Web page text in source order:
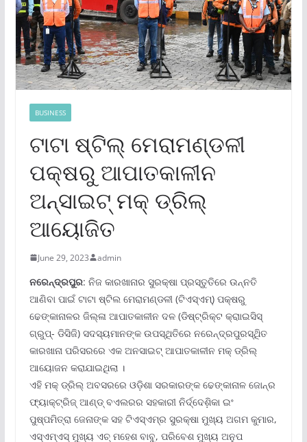
BUSINESS
ଟାଟା ଷ୍ଟିଲ୍ ମେରାମଣ୍ଡଳୀ
ପକ୍ଷରୁ ଆପାତକାଳୀନ
ଅନ୍‌ସାଇଟ୍ ମକ୍ ଡ୍ରିଲ୍
ଆୟୋଜିତ
June 29, 2023 admin
ନରେନ୍ଦ୍ରପୁର: ନିଜ କାରଖାନାର ସୁରକ୍ଷା ପ୍ରସ୍ତୁତିରେ ଉନ୍ନତି
ଆଣିବା ପାଇଁ ଟାଟା ଷ୍ଟିଲ ମେରାମଣ୍ଡଳୀ (ଟିଏସ୍‌ଏମ୍‌) ପକ୍ଷରୁ
ଢେଙ୍କାନାଳର ଜିଲ୍ଳା ଆପାତକାଳୀନ ଦଳ (ଡିଷ୍ଟ୍ରିକ୍ଟ କ୍ରାାଇସିସ୍
ଗ୍ରୁପ୍‌- ଡିସିଜି) ସଦସ୍ୟମାନଙ୍କ ଉପସ୍ଥିତିରେ ନରେନ୍ଦ୍ରପୁରସ୍ଥିିତ
କାରଖାନା ପରିସରରେ ଏକ ଅନସାଇଟ୍ ଆପାତକାଳୀନ ମକ୍ ଡ୍ରିଲ୍
ଆୟୋଜନ କରାଯାଇଥିଲା ।
ଏହି ମକ୍ ଡ୍ରିଲ୍ ଅବସରରେ ଓଡ଼ିଶା ସରକାରଙ୍କ ଢେଙ୍କାନାଳ ଜୋନ୍‌ର
ଫ୍ୟାକ୍ଟ୍ରିଜ୍ ଆଣ୍ଡ୍ ବଏଲରର ସହକାରୀ ନିର୍ଦ୍ଦେଶି଼କା ଇଂ
ପୁଷ୍ପମିତ୍ରା ଜେନାଙ୍କ ସହ ଟିଏସ୍‌ଏମ୍‌ର ସୁରକ୍ଷା ମୁଖ୍ୟ ଅଗମ କୁମାର,
ଏସ୍‌ଏମ୍‌ଏସ୍ ମୁଖ୍ୟ ଏଚ୍ ମହେଶ ବାବୁ, ପରିବେଶ ମୁଖ୍ୟ ଅନୁପ